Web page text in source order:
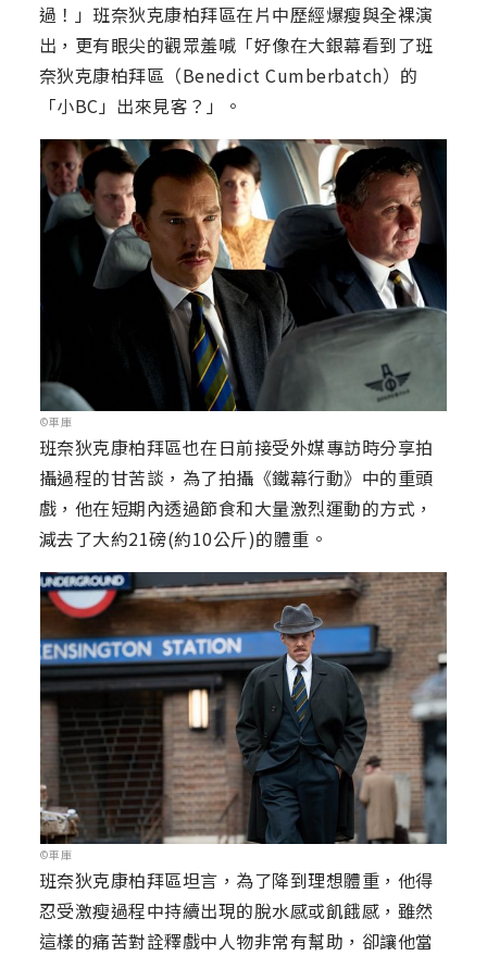
過！」班奈狄克康柏拜區在片中歷經爆瘦與全裸演
出，更有眼尖的觀眾羞喊「好像在大銀幕看到了班
奈狄克康柏拜區（Benedict Cumberbatch）的
「小BC」出來見客？」。
©車庫
班奈狄克康柏拜區也在日前接受外媒專訪時分享拍
攝過程的甘苦談，為了拍攝《鐵幕行動》中的重頭
戲，他在短期內透過節食和大量激烈運動的方式，
減去了大約21磅(約10公斤)的體重。
©車庫
班奈狄克康柏拜區坦言，為了降到理想體重，他得
忍受激瘦過程中持續出現的脫水感或飢餓感，雖然
這樣的痛苦對詮釋戲中人物非常有幫助，卻讓他當